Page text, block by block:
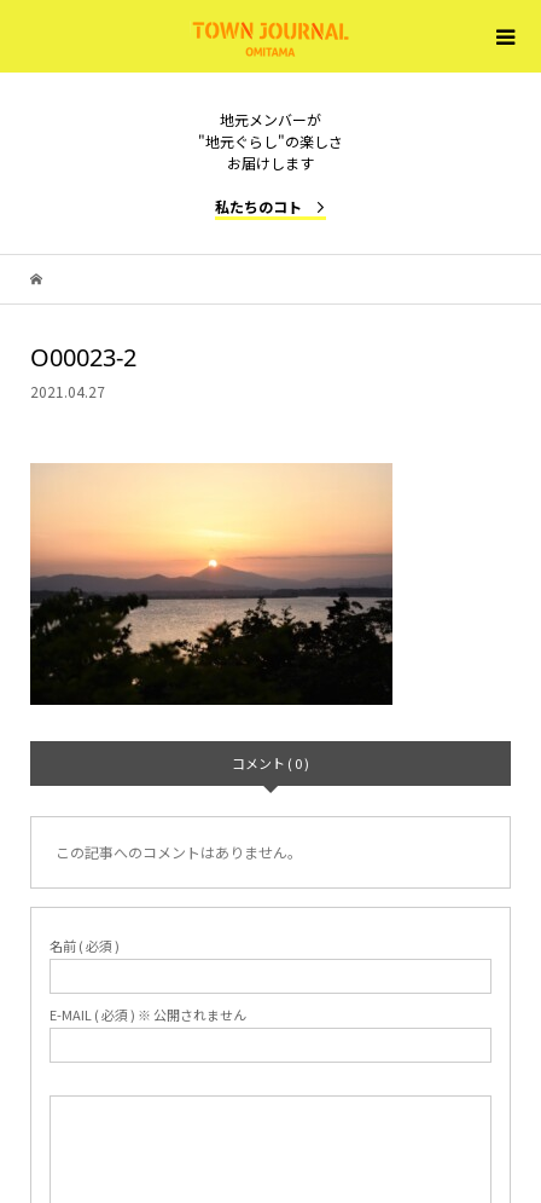
地元メンバーが
"地元ぐらし"の楽しさ
お届けします
私たちのコト
O00023-2
2021.04.27
コメント ( 0 )
この記事へのコメントはありません。
名前 ( 必須 )
E-MAIL ( 必須 ) ※ 公開されません